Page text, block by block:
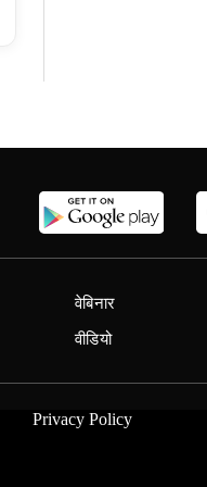
वेबिनार
वीडियो
Privacy Policy